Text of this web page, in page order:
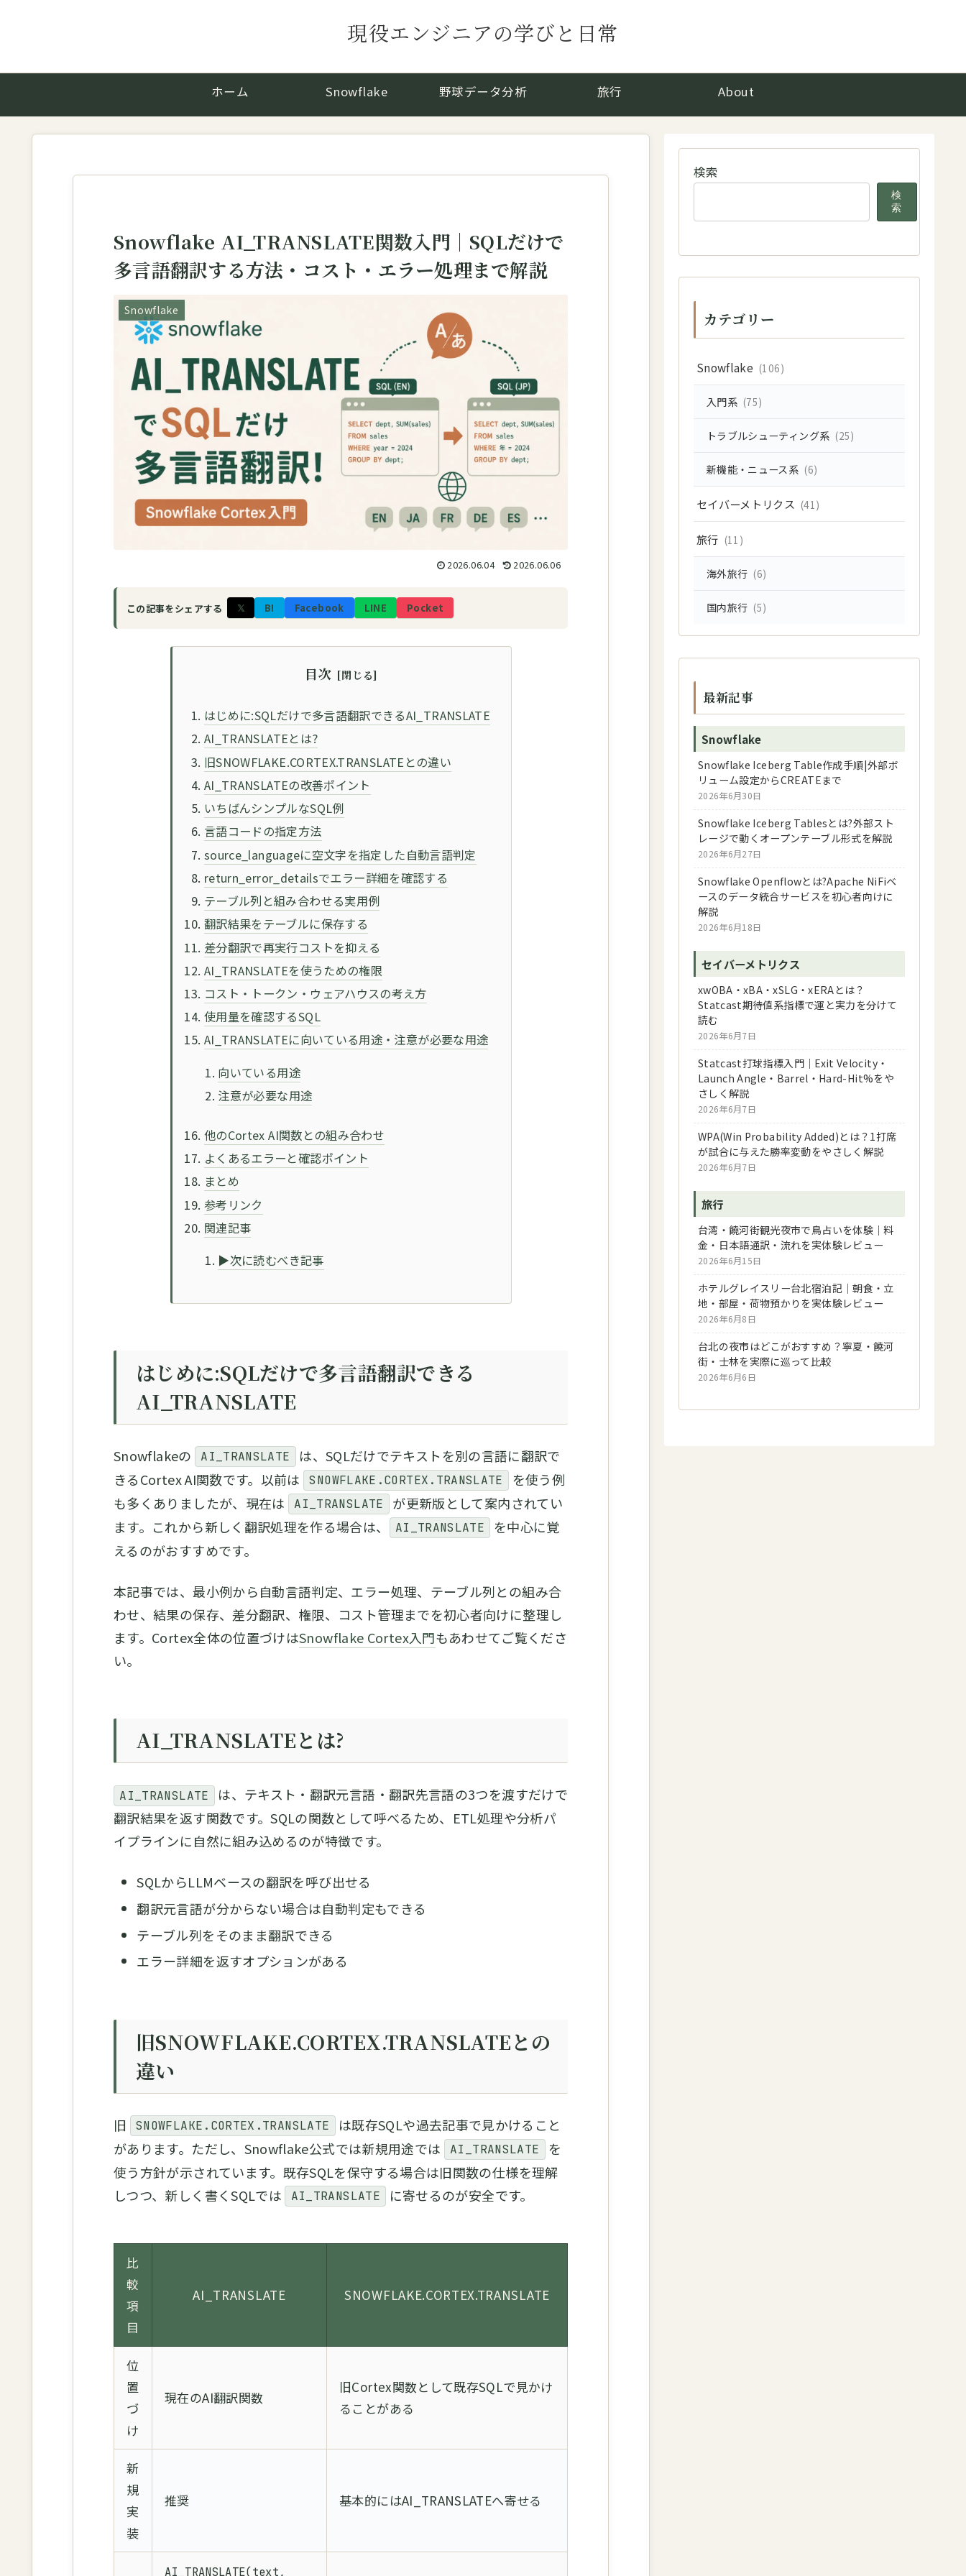
現役エンジニアの学びと日常
ホーム Snowflake 野球データ分析 旅行 About
Snowflake AI_TRANSLATE関数入門｜SQLだけで
多言語翻訳する方法・コスト・エラー処理まで解説
Snowflake
2026.06.04 2026.06.06
この記事をシェアする 𝕏 B! Facebook LINE Pocket
目次
はじめに:SQLだけで多言語翻訳できるAI_TRANSLATE
AI_TRANSLATEとは?
旧SNOWFLAKE.CORTEX.TRANSLATEとの違い
AI_TRANSLATEの改善ポイント
いちばんシンプルなSQL例
言語コードの指定方法
source_languageに空文字を指定した自動言語判定
return_error_detailsでエラー詳細を確認する
テーブル列と組み合わせる実用例
翻訳結果をテーブルに保存する
差分翻訳で再実行コストを抑える
AI_TRANSLATEを使うための権限
コスト・トークン・ウェアハウスの考え方
使用量を確認するSQL
AI_TRANSLATEに向いている用途・注意が必要な用途
向いている用途
注意が必要な用途
他のCortex AI関数との組み合わせ
よくあるエラーと確認ポイント
まとめ
参考リンク
関連記事
▶次に読むべき記事
はじめに:SQLだけで多言語翻訳できる
AI_TRANSLATE
Snowflakeの AI_TRANSLATE
は、SQLだけでテキストを別の言語に翻訳で
きるCortex AI関数です。以前は
SNOWFLAKE.CORTEX.TRANSLATE
を使う例
も多くありましたが、現在は
AI_TRANSLATE
が更新版として案内されてい
ます。これから新しく翻訳処理を作る場合は、
AI_TRANSLATE
を中心に覚
えるのがおすすめです。
本記事では、最小例から自動言語判定、エラー処理、テーブル列との組み合
わせ、結果の保存、差分翻訳、権限、コスト管理までを初心者向けに整理し
ます。Cortex全体の位置づけはSnowflake Cortex入門もあわせてご覧くださ
い。
AI_TRANSLATEとは?
AI_TRANSLATE
は、テキスト・翻訳元言語・翻訳先言語の3つを渡すだけで
翻訳結果を返す関数です。SQLの関数として呼べるため、ETL処理や分析パ
イプラインに自然に組み込めるのが特徴です。
SQLからLLMベースの翻訳を呼び出せる
翻訳元言語が分からない場合は自動判定もできる
テーブル列をそのまま翻訳できる
エラー詳細を返すオプションがある
旧SNOWFLAKE.CORTEX.TRANSLATEとの
違い
旧 SNOWFLAKE.CORTEX.TRANSLATE
は既存SQLや過去記事で見かけること
があります。ただし、Snowflake公式では新規用途では
AI_TRANSLATE
を
使う方針が示されています。既存SQLを保守する場合は旧関数の仕様を理解
しつつ、新しく書くSQLでは
AI_TRANSLATE に寄せるのが安全です。
比
較
項
目
AI_TRANSLATE SNOWFLAKE.CORTEX.TRANSLATE
位
置
づ
け
現在のAI翻訳関数
旧Cortex関数として既存SQLで見かけ
ることがある
新
規
実
装
推奨 基本的にはAI_TRANSLATEへ寄せる
AI_TRANSLATE(text,
検索
検
索
カテゴリー
Snowflake (106)
入門系 (75)
トラブルシューティング系 (25)
新機能・ニュース系 (6)
セイバーメトリクス (41)
旅行 (11)
海外旅行 (6)
国内旅行 (5)
最新記事
Snowflake
Snowflake Iceberg Table作成手順|外部ボ
リューム設定からCREATEまで
2026年6月30日
Snowflake Iceberg Tablesとは?外部スト
レージで動くオープンテーブル形式を解説
2026年6月27日
Snowflake Openflowとは?Apache NiFiベ
ースのデータ統合サービスを初心者向けに
解説
2026年6月18日
セイバーメトリクス
xwOBA・xBA・xSLG・xERAとは？
Statcast期待値系指標で運と実力を分けて
読む
2026年6月7日
Statcast打球指標入門｜Exit Velocity・
Launch Angle・Barrel・Hard-Hit%をや
さしく解説
2026年6月7日
WPA(Win Probability Added)とは？1打席
が試合に与えた勝率変動をやさしく解説
2026年6月7日
旅行
台湾・饒河街観光夜市で鳥占いを体験｜料
金・日本語通訳・流れを実体験レビュー
2026年6月15日
ホテルグレイスリー台北宿泊記｜朝食・立
地・部屋・荷物預かりを実体験レビュー
2026年6月8日
台北の夜市はどこがおすすめ？寧夏・饒河
街・士林を実際に巡って比較
2026年6月6日